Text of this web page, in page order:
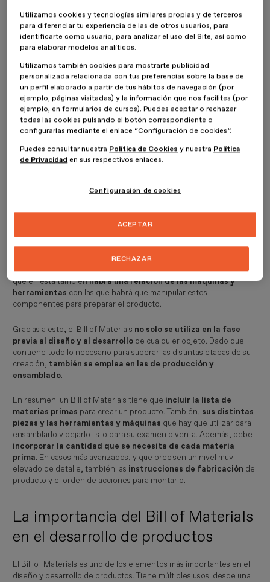
Y es que hay etapas que no pueden dejarse pasar en el diseño de
producto. Sobre todo, en las fases previas al diseño, como la de
elaboración del
áreas, tales como el sector de la bioconstrucción. Pero, ¿a qué
nos referimos cuando hablamos de esta expresión? Descúbrelo a
continuación.
¿Qué es el Bill of Materials?
En el campo del diseño de producto, la expresiónBill of
Materialsse refiere, según su traducción literal, a un
documento en el que figuran todos los objetos y
la producción del objetoa fabricar.
Eso sí, un Bill of Materials no es un mero listado de componentes,
porque no solo contiene lo que se necesita para poder fabricar el
producto que se necesita conseguir.También refleja la
infraestructura necesaria para poder hacerlo. Esto significa
que en esta tambiénhabrá una relación de las máquinas y
herramientas con las que habrá que manipular estos
componentes para preparar el producto.
Gracias a esto, el Bill of Materials no solo se utiliza en la fase
previa al diseño y al desarrollo de cualquier objeto. Dado que
contiene todo lo necesario para superar las distintas etapas de su
creación, también se emplea en las de producción y
ensamblado.
En resumen: un Bill of Materials tiene que incluir la lista de
materias primas para crear un producto. También, sus distintas
piezas y las herramientas y máquinas que hay que utilizar para
ensamblarlo y dejarlo listo para su examen o venta. Además, debe
incorporar la cantidad que se necesita de cada materia
prima. En casos más avanzados, y que precisen un nivel muy
elevado de detalle, también las instrucciones de fabricación del
producto y el orden de acciones para montarlo.
La importancia del Bill of Materials
en el desarrollo de productos
El Bill of Materials es uno de los elementos más importantes en el
diseño y desarrollo de productos. Tiene múltiples usos: desde una
Utilizamos cookies y tecnologías similares propias y de terceros
para diferenciar tu experiencia de las de otros usuarios, para
identificarte como usuario, para analizar el uso del Site, así como
para elaborar modelos analíticos.
Utilizamos también cookies para mostrarte publicidad
personalizada relacionada con tus preferencias sobre la base de
un perfil elaborado a partir de tus hábitos de navegación (por
ejemplo, páginas visitadas) y la información que nos facilites (por
ejemplo, en formularios de cursos). Puedes aceptar o rechazar
todas las cookies pulsando el botón correspondiente o
configurarlas mediante el enlace “Configuración de cookies”.
Puedes consultar nuestra Política de Cookies y nuestra Política
de Privacidad en sus respectivos enlaces.
Configuración de cookies
RECHAZAR
ACEPTAR